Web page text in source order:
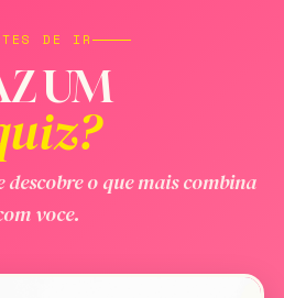
DE IR
UM
o que mais combina
voce.